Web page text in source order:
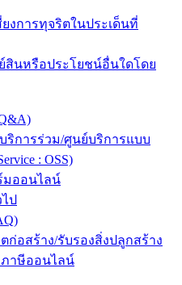
งการทุจริตในประเด็นที่
สินหรือประโยชน์อื่นใดโดย
ริการร่วม/ศูนย์บริการแบบ
: OSS)
มออนไลน์
ป
อสร้าง/รับรองสิ่งปลูกสร้าง
าษีออนไลน์